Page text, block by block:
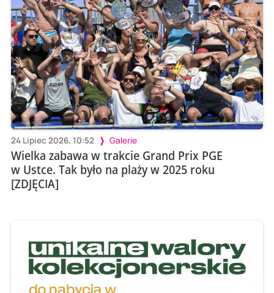
24 Lipiec 2026, 10:52 Galerie
Wielka zabawa w trakcie Grand Prix PGE
w Ustce. Tak było na plaży w 2025 roku
[ZDJĘCIA]